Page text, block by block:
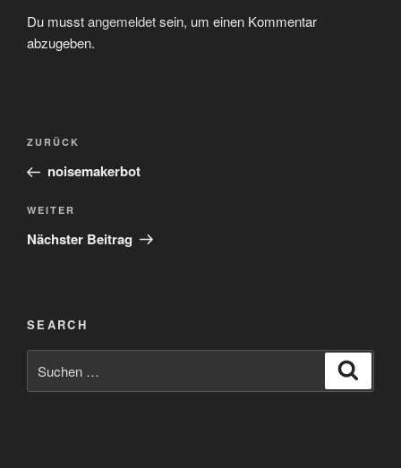
Du musstangemeldetsein, um einen Kommentar
abzugeben.
Beitragsnavigation
Vorheriger
Beitrag
ZURÜCK
noisemakerbot
Nächster
Beitrag
WEITER
Nächster Beitrag
SEARCH
nach: